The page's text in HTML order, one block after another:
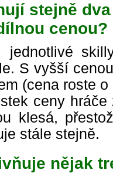
stejně
cenou?
jednotlivé
S vyšší
(cena roste
ceny
klesá,
stále stejně.
nějak